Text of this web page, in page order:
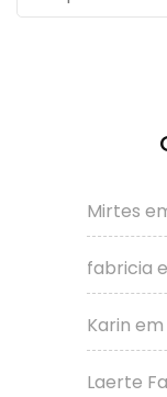
por:
Mirtes
fabricia
Karin em
Laerte